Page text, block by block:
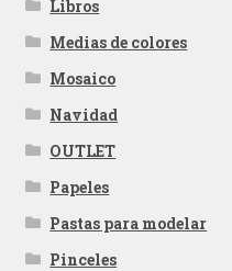
Libros
Medias de colores
Mosaico
Navidad
OUTLET
Papeles
Pastas para modelar
Pinceles